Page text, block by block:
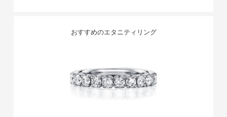
おすすめのエタニティリング